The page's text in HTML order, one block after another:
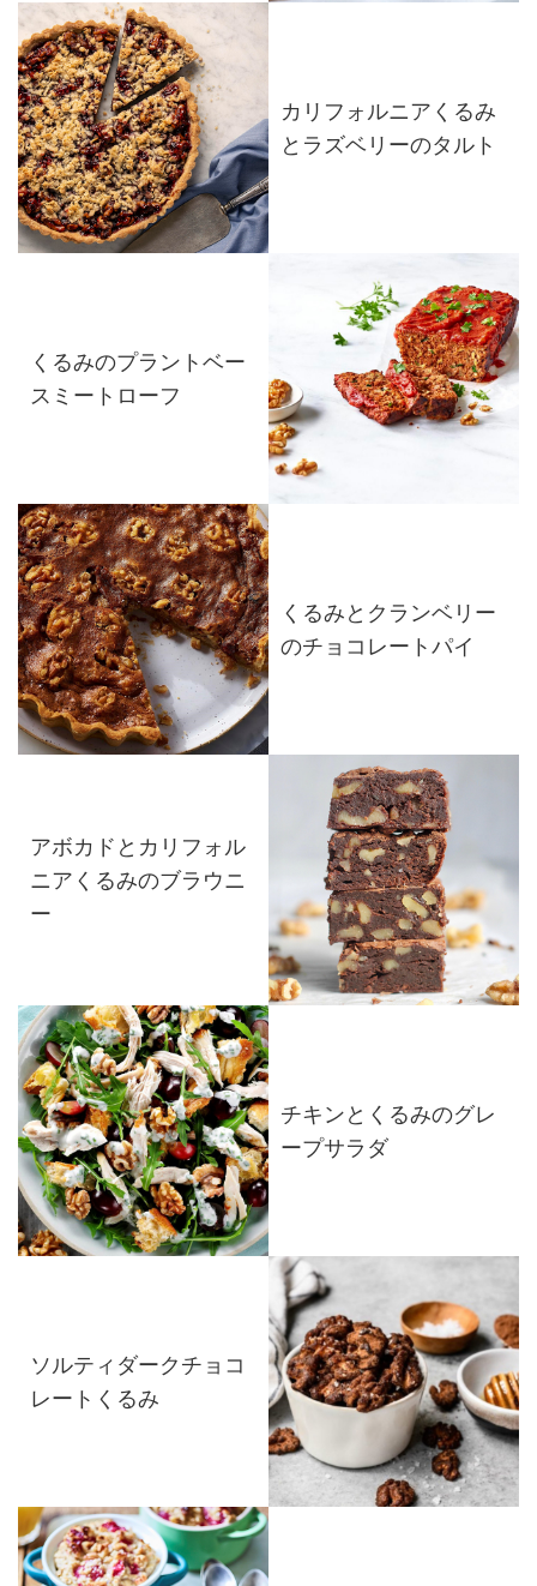
カリフォルニアくるみ
とラズベリーのタルト
くるみのプラントベー
スミートローフ
くるみとクランベリー
のチョコレートパイ
アボカドとカリフォル
ニアくるみのブラウニ
ー
チキンとくるみのグレ
ープサラダ
ソルティダークチョコ
レートくるみ